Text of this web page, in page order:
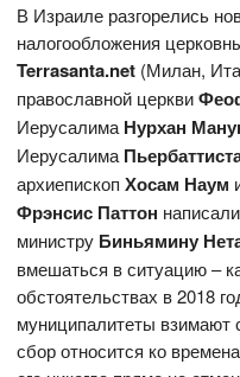
В Израиле разгорелись
налогообложения
Terrasanta.net (Милан,
православной церкви
Иерусалима Нурхан
Иерусалима
архиепископХосам Наум
Фрэнсис Паттон
министру Биньямину
вмешаться в ситуацию –
обстоятельствах в 2018
муниципалитеты взимают
сбор относится ко